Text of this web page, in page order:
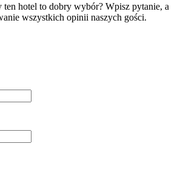
ten hotel to dobry wybór? Wpisz pytanie, a
wszystkich opinii naszych gości.